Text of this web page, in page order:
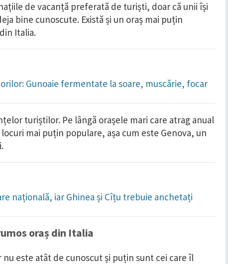
de vacanță preferată de turiști, doar că unii își
bine cunoscute. Există și un oraș mai puțin
Italia.
Gunoaie fermentate la soare, muscărie, focar
turiștilor. Pe lângă orașele mari care atrag anual
mai puțin populare, așa cum este Genova, un
națională, iar Ghinea și Cîțu trebuie anchetați
oraș din Italia
este atât de cunoscut și puțin sunt cei care îl